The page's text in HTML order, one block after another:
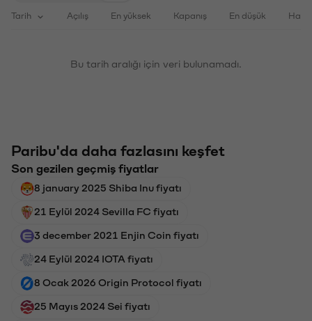
Tarih Açılış En yüksek Kapanış En düşük
Bu tarih aralığı için veri bulunamadı.
Paribu'da daha fazlasını keşfet
Son gezilen geçmiş fiyatlar
8 january 2025 Shiba Inu fiyatı
21 Eylül 2024 Sevilla FC fiyatı
3 december 2021 Enjin Coin fiyatı
24 Eylül 2024 IOTA fiyatı
8 Ocak 2026 Origin Protocol fiyatı
25 Mayıs 2024 Sei fiyatı